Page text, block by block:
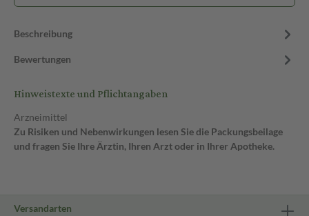
Beschreibung
Bewertungen
Hinweistexte und Pflichtangaben
Arzneimittel
Zu Risiken und Nebenwirkungen lesen Sie die Packungsbeilage
und fragen Sie Ihre Ärztin, Ihren Arzt oder in Ihrer Apotheke.
Versandarten